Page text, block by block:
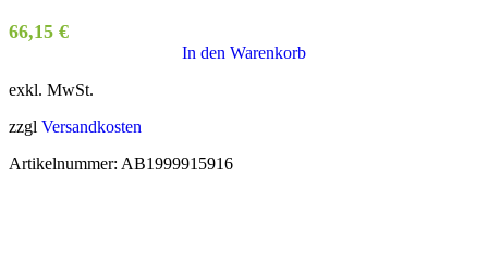
66,15 €
In den Warenkorb
exkl. MwSt.
zzgl Versandkosten
Artikelnummer: AB1999915916